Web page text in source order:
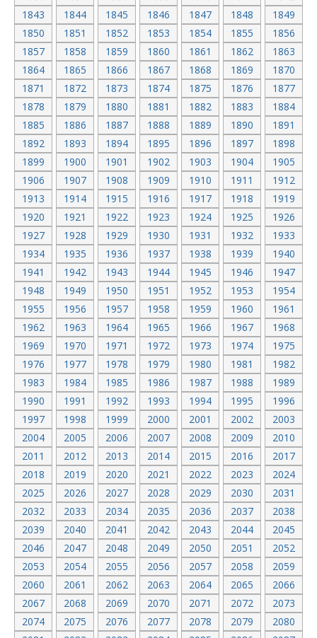
1843
1844 1845 1846 1847 1848
1849
1850
1851 1852 1853 1854 1855
1856
1857
1858 1859 1860 1861 1862
1863
1864
1865 1866 1867 1868 1869
1870
1871
1872 1873 1874 1875 1876
1877
1878
1879 1880 1881 1882 1883
1884
1885
1886 1887 1888 1889 1890
1891
1892
1893 1894 1895 1896 1897
1898
1899
1900 1901 1902 1903 1904
1905
1906
1907 1908 1909 1910 1911
1912
1913
1914 1915 1916 1917 1918
1919
1920
1921 1922 1923 1924 1925
1926
1927
1928 1929 1930 1931 1932
1933
1934
1935 1936 1937 1938 1939
1940
1941
1942 1943 1944 1945 1946
1947
1948
1949 1950 1951 1952 1953
1954
1955
1956 1957 1958 1959 1960
1961
1962
1963 1964 1965 1966 1967
1968
1969
1970 1971 1972 1973 1974
1975
1976
1977 1978 1979 1980 1981
1982
1983
1984 1985 1986 1987 1988
1989
1990
1991 1992 1993 1994 1995
1996
1997
1998 1999 2000 2001 2002
2003
2004
2005 2006 2007 2008 2009
2010
2011
2012 2013 2014 2015 2016
2017
2018
2019 2020 2021 2022 2023
2024
2025
2026 2027 2028 2029 2030
2031
2032
2033 2034 2035 2036 2037
2038
2039
2040 2041 2042 2043 2044
2045
2046
2047 2048 2049 2050 2051
2052
2053
2054 2055 2056 2057 2058
2059
2060
2061 2062 2063 2064 2065
2066
2067
2068 2069 2070 2071 2072
2073
2074
2075 2076 2077 2078 2079
2080